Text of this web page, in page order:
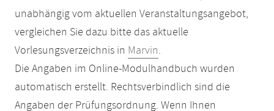
unabhängig vom aktuellen Veranstaltungsangebot,
vergleichen Sie dazu bitte das aktuelle
Vorlesungsverzeichnis in Marvin.
Die Angaben im Online-Modulhandbuch wurden
automatisch erstellt. Rechtsverbindlich sind die
Angaben der Prüfungsordnung. Wenn Ihnen